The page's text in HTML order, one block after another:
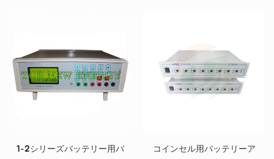
した定電流源と定電圧源があ
り、コンピューター ソフトウェ
アでプログラムおよび制御でき
ます。
1-2シリーズバッテリー用バ
コインセル用バッテリーア